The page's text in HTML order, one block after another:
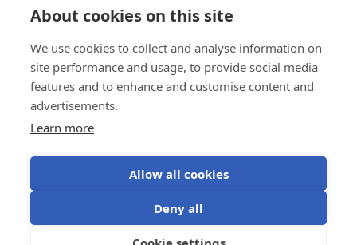
About cookies on this site
We use cookies to collect and analyse information on
site performance and usage, to provide social media
features and to enhance and customise content and
advertisements.
Learn more
Allow all cookies
Deny all
Політика конфіденційності
Використання файлів cookieУмови використання